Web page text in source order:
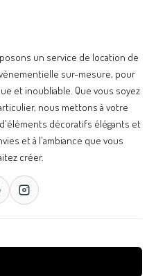
un service de location de
sur-mesure, pour
et inoubliable. Que vous soyez
nous mettons à votre
décoratifs élégants et
et à l'ambiance que vous
créer.